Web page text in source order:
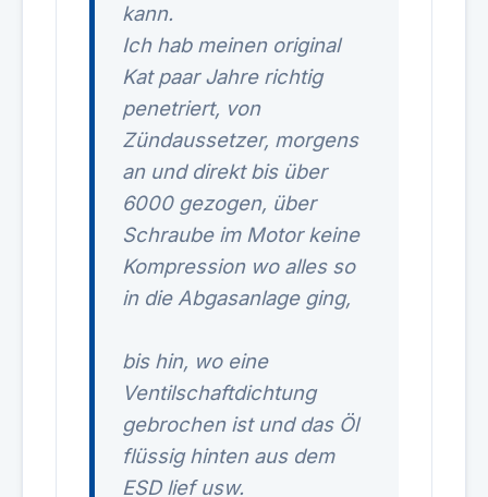
kann.
Ich hab meinen original
Kat paar Jahre richtig
penetriert, von
Zündaussetzer, morgens
an und direkt bis über
6000 gezogen, über
Schraube im Motor keine
Kompression wo alles so
in die Abgasanlage ging,
bis hin, wo eine
Ventilschaftdichtung
gebrochen ist und das Öl
flüssig hinten aus dem
ESD lief usw.